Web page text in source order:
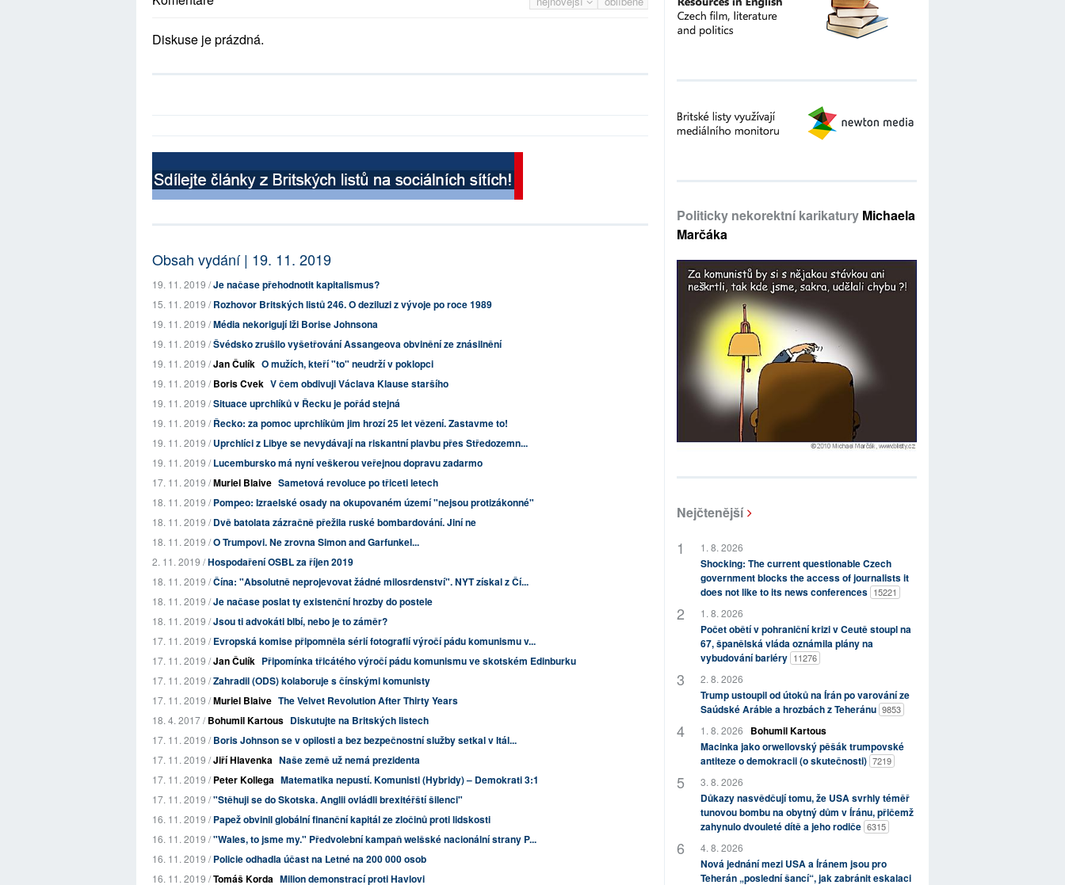
Diskuse je prázdná.
Obsah vydání | 19. 11. 2019
19. 11. 2019 /Je načase přehodnotit kapitalismus?
15. 11. 2019 /Rozhovor Britských listů 246. O deziluzi z vývoje po roce 1989
19. 11. 2019 /Média nekorigují lži Borise Johnsona
19. 11. 2019 /Švédsko zrušilo vyšetřování Assangeova obvinění ze znásilnění
19. 11. 2019 /Jan Čulík O mužích, kteří "to" neudrží v poklopci
19. 11. 2019 /Boris Cvek V čem obdivuji Václava Klause staršího
19. 11. 2019 /Situace uprchlíků v Řecku je pořád stejná
19. 11. 2019 /Řecko: za pomoc uprchlíkům jim hrozí 25 let vězení. Zastavme to!
19. 11. 2019 /Uprchlíci z Libye se nevydávají na riskantní plavbu přes Středozemn...
19. 11. 2019 /Lucembursko má nyní veškerou veřejnou dopravu zadarmo
17. 11. 2019 /Muriel Blaive Sametová revoluce po třiceti letech
18. 11. 2019 /Pompeo: Izraelské osady na okupovaném území "nejsou protizákonné"
18. 11. 2019 /Dvě batolata zázračně přežila ruské bombardování. Jiní ne
18. 11. 2019 /O Trumpovi. Ne zrovna Simon and Garfunkel...
2. 11. 2019 /Hospodaření OSBL za říjen 2019
18. 11. 2019 /Čína: "Absolutně neprojevovat žádné milosrdenství". NYT získal z Čí...
18. 11. 2019 /Je načase poslat ty existenční hrozby do postele
18. 11. 2019 /Jsou ti advokáti blbí, nebo je to záměr?
17. 11. 2019 /Evropská komise připomněla sérií fotografií výročí pádu komunismu v...
17. 11. 2019 /Jan Čulík Připomínka třicátého výročí pádu komunismu ve skotském Edinburku
17. 11. 2019 /Zahradil (ODS) kolaboruje s čínskými komunisty
17. 11. 2019 /Muriel Blaive The Velvet Revolution After Thirty Years
18. 4. 2017 /Bohumil Kartous Diskutujte na Britských listech
17. 11. 2019 /Boris Johnson se v opilosti a bez bezpečnostní služby setkal v Itál...
17. 11. 2019 /Jiří Hlavenka Naše země už nemá prezidenta
17. 11. 2019 /Peter Kollega Matematika nepustí. Komunisti (Hybridy) – Demokrati 3:1
17. 11. 2019 /"Stěhuji se do Skotska. Anglii ovládli brexitéřští šilenci"
16. 11. 2019 /Papež obvinil globální finanční kapitál ze zločinů proti lidskosti
16. 11. 2019 /"Wales, to jsme my." Předvolební kampaň welšské nacionální strany P...
16. 11. 2019 /Policie odhadla účast na Letné na 200 000 osob
16. 11. 2019 /Tomáš Korda Milion demonstrací proti Havlovi
Politicky nekorektní karikatury Michaela
Marčáka
Nejčtenější
1. 8. 2026
Shocking: The current questionable Czech
government blocks the access of journalists it
does not like to its news conferences 15221
1. 8. 2026
Počet obětí v pohraniční krizi v Ceutě stoupl na
67, španělská vláda oznámila plány na
vybudování bariéry 11276
2. 8. 2026
Trump ustoupil od útoků na Írán po varování ze
Saúdské Arábie a hrozbách z Teheránu 9853
1. 8. 2026
Bohumil Kartous
Macinka jako orwellovský pěšák trumpovské
antiteze o demokracii (o skutečnosti) 7219
3. 8. 2026
Důkazy nasvědčují tomu, že USA svrhly téměř
tunovou bombu na obytný dům v Íránu, přičemž
zahynulo dvouleté dítě a jeho rodiče 6315
4. 8. 2026
Nová jednání mezi USA a Íránem jsou pro
Teherán „poslední šancí“, jak zabránit eskalaci